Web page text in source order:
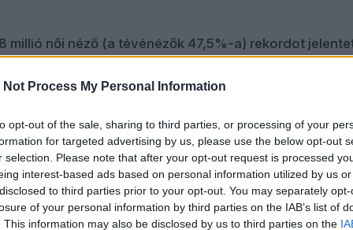
Not Process My Personal Information
opt-out of the sale, sharing to third parties, or processing of your
for targeted advertising by us, please use the below opt-out
selection. Please note that after your opt-out request is processed
interest-based ads based on personal information utilized by us
to third parties prior to your opt-out. You may separately
of your personal information by third parties on the IAB’s list of
This information may also be disclosed by us to third parties on the
millió női néző (a tévénézők 47,5%-a) rekordot
előző évben. A 12–17 éves lányok esetében 11%-
nők között 24%-kal nőtt a nézők száma 2023-hoz
bombasikerét Taylor Swift popdíva –
szórakoztatóipari ikon – és Travis Kelce NFL-
két sztár kapcsolatának bulvár-megjelenítése egyes
331,5 millió dolláros márkaértéket termelt
számára. Megint, csak hogy jól értsük: